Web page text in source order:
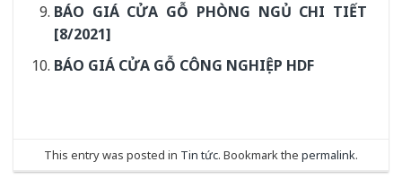
BÁO GIÁ CỬA GỖ PHÒNG NGỦ CHI TIẾT
[8/2021]
BÁO GIÁ CỬA GỖ CÔNG NGHIỆP HDF
This entry was posted in Tin tức. Bookmark the permalink.